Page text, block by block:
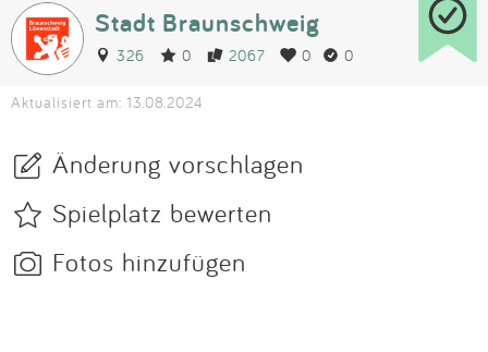
Stadt Braunschweig
326 0 2067 0 0
Aktualisiert am: 13.08.2024
Änderung vorschlagen
Spielplatz bewerten
Fotos hinzufügen